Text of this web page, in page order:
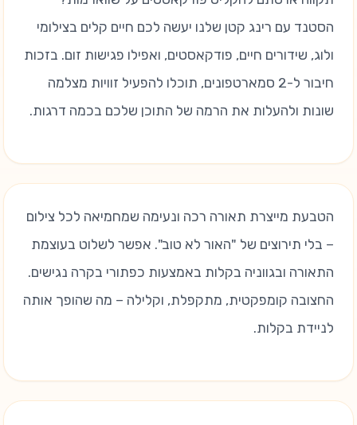
הסטנד עם רינג קטן שלנו יעשה לכם חיים קלים בצילומי
ולוג, שידורים חיים, פודקאסטים, ואפילו פגישות זום. בזכות
חיבור ל-2 סמארטפונים, תוכלו להפעיל זוויות מצלמה
שונות ולהעלות את הרמה של התוכן שלכם בכמה דרגות.
הטבעת מייצרת תאורה רכה ונעימה שמחמיאה לכל צילום
– בלי תירוצים של "האור לא טוב". אפשר לשלוט בעוצמת
התאורה ובגווניה בקלות באמצעות כפתורי בקרה נגישים.
החצובה קומפקטית, מתקפלת, וקלילה – מה שהופך אותה
לניידת בקלות.